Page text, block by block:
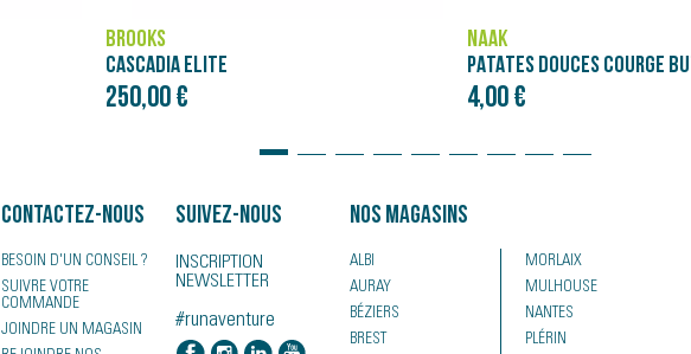
NÄAK
4,00 €
ASICS
NOVABLAST 5
120,00 €
Contactez-nous
BESOIN D'UN CONSEIL ?
SUIVRE VOTRE
COMMANDE
JOINDRE UN MAGASIN
Suivez-nous
INSCRIPTION
NEWSLETTER
#runaventure
Nos magasins
ALBI
AURAY
BÉZIERS
BREST
MORLAIX
MULHOUSE
NANTES
PLÉRIN